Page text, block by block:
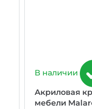
В наличии
Акриловая
мебели